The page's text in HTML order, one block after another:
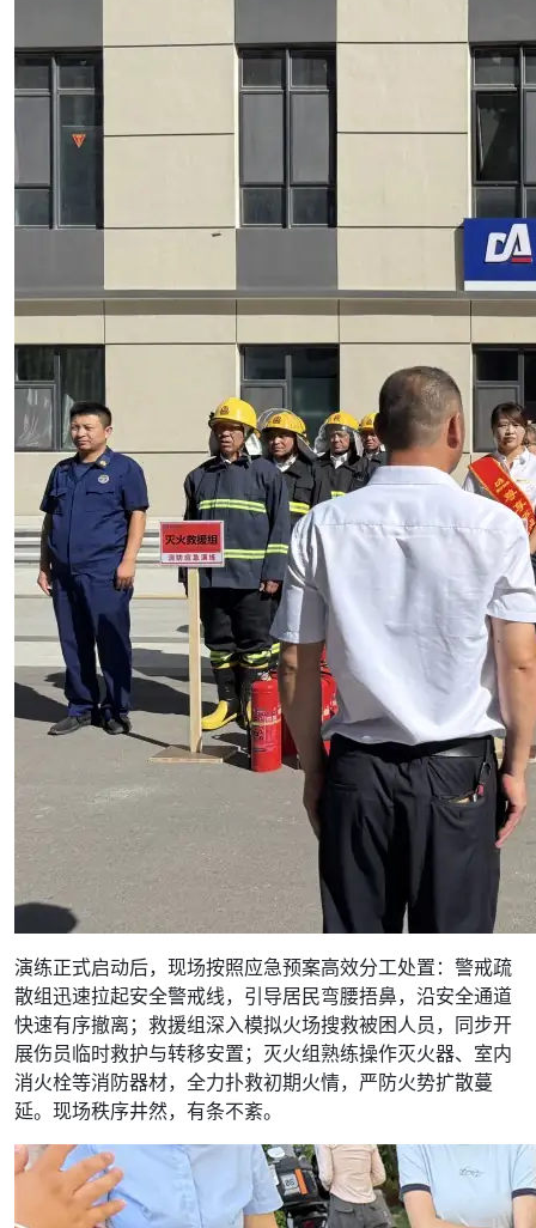
演练正式启动后，现场按照应急预案高效分工处置：警戒疏
散组迅速拉起安全警戒线，引导居民弯腰捂鼻，沿安全通道
快速有序撤离；救援组深入模拟火场搜救被困人员，同步开
展伤员临时救护与转移安置；灭火组熟练操作灭火器、室内
消火栓等消防器材，全力扑救初期火情，严防火势扩散蔓
延。现场秩序井然，有条不紊。